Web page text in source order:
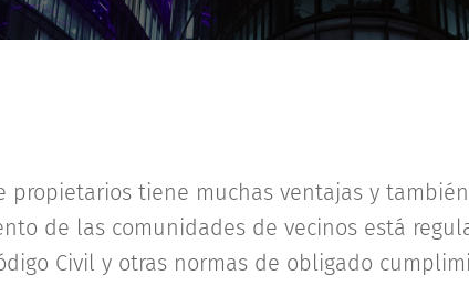
propietarios tiene muchas ventajas y
de las comunidades de vecinos está
Civil y otras normas de obligado